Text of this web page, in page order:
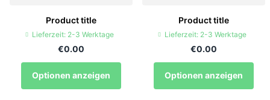
Product title
Lieferzeit: 2-3 Werktage
€0.00
Optionen anzeigen
Product title
Lieferzeit: 2-3 Werktage
€0.00
Optionen anzeigen